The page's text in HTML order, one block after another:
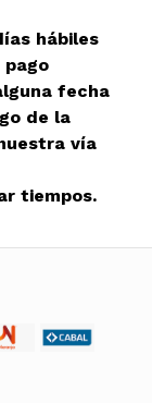
hábiles
fecha
de la
vía
tiempos.